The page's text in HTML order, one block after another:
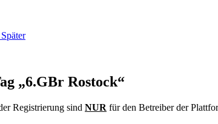
„6.GBr Rostock“
Registrierung sind NUR für den Betreiber der